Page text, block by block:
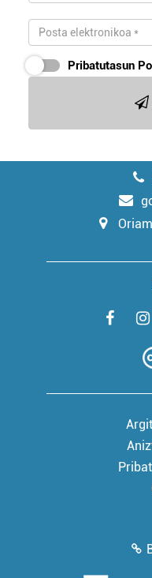
Pribatutasun